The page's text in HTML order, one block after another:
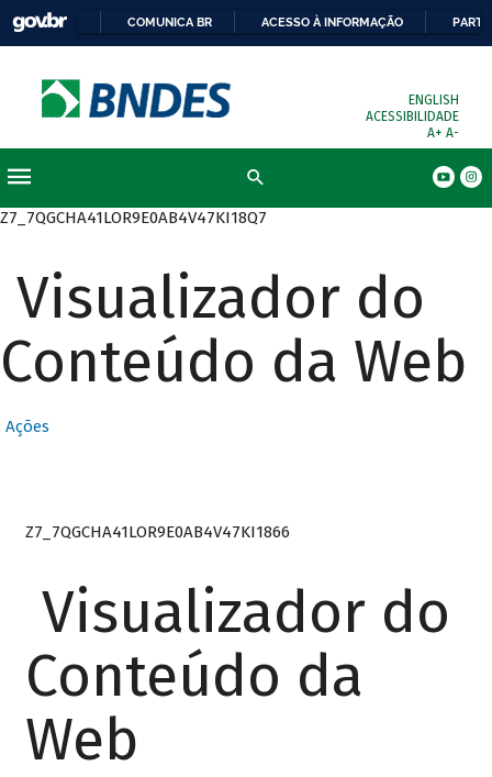
COMUNICA BR ACESSO À INFORMAÇÃO
ENGLISH
ACESSIBILIDADE
A+ A-
Z7_7QGCHA41LOR9E0AB4V47KI18Q7
Visualizador do
Conteúdo da Web
Ações
Z7_7QGCHA41LOR9E0AB4V47KI1866
Visualizador do
Conteúdo da
Web